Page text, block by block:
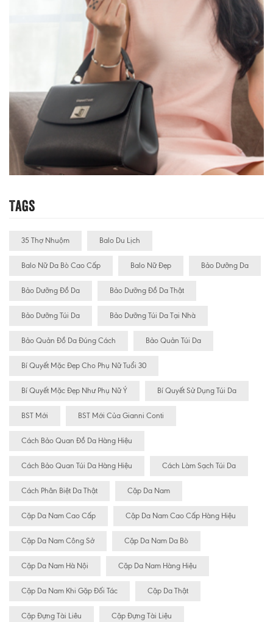
Tags
35 Thợ Nhuộm Balo Du Lịch
Balo Nữ Da Bò Cao Cấp Balo Nữ Đẹp Bảo Dưỡng Da
Bảo Dưỡng Đồ Da Bảo Dưỡng Đồ Da Thật
Bảo Dưỡng Túi Da Bảo Dưỡng Túi Da Tại Nhà
Bảo Quản Đồ Da Đúng Cách Bảo Quản Túi Da
Bí Quyết Mặc Đẹp Cho Phụ Nữ Tuổi 30
Bí Quyết Mặc Đẹp Như Phụ Nữ Ý Bí Quyết Sử Dụng Túi Da
BST Mới BST Mới Của Gianni Conti
Cách Bảo Quan Đồ Da Hàng Hiệu
Cách Bảo Quan Túi Da Hàng Hiệu Cách Làm Sạch Túi Da
Cách Phân Biệt Da Thật Cặp Da Nam
Cặp Da Nam Cao Cấp Cặp Da Nam Cao Cấp Hàng Hiệu
Cặp Da Nam Công Sở Cặp Da Nam Da Bò
Cặp Da Nam Hà Nội Cặp Da Nam Hàng Hiệu
Cặp Da Nam Khi Gặp Đối Tác Cặp Da Thật
Cặp Đựng Tài Liêu Cặp Đựng Tài Liệu